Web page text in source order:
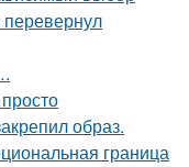
образ.
граница